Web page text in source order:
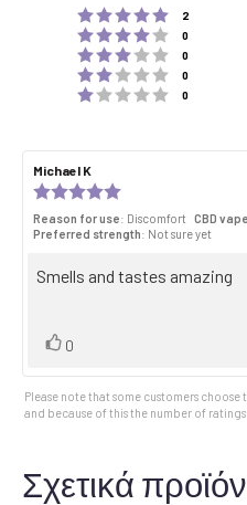
Rating 5
2
Rating 4
0
Rating 3
0
Rating 2
0
Rating 1
0
Review
author:
Michael K
date:
5.0
out
5
Reason for use: Discomfort CBD
Preferred strength: Not sure yet
Review
Smells and tastes amazing
Vote
0
Please note that some customers
and because of this the number of
Σχετικά